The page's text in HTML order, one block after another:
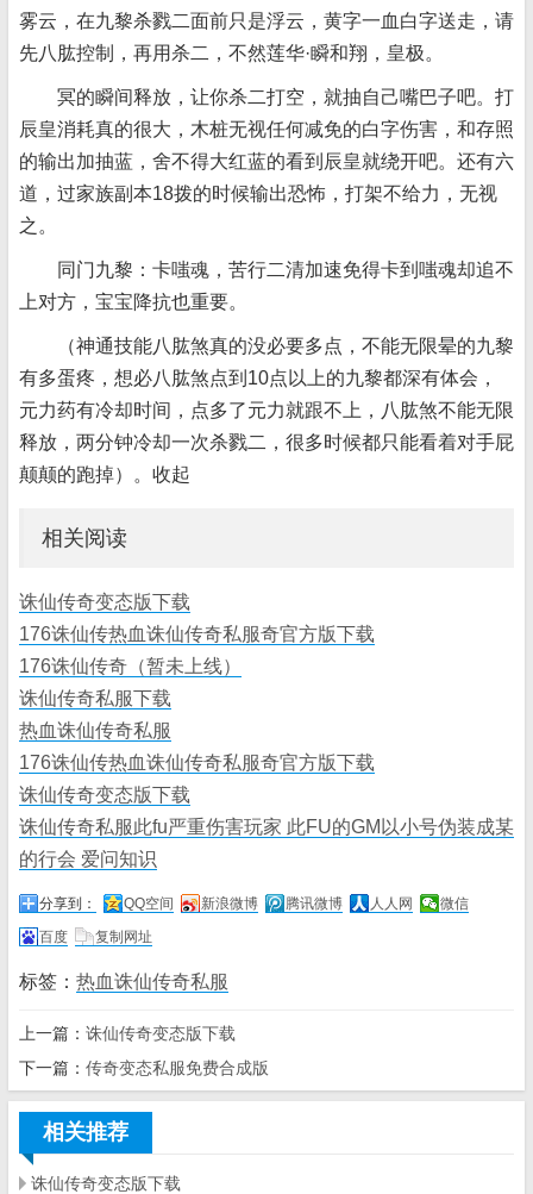
雾云，在九黎杀戮二面前只是浮云，黄字一血白字送走，请
先八肱控制，再用杀二，不然莲华·瞬和翔，皇极。
冥的瞬间释放，让你杀二打空，就抽自己嘴巴子吧。打
辰皇消耗真的很大，木桩无视任何减免的白字伤害，和存照
的输出加抽蓝，舍不得大红蓝的看到辰皇就绕开吧。还有六
道，过家族副本18拨的时候输出恐怖，打架不给力，无视
之。
同门九黎：卡嗤魂，苦行二清加速免得卡到嗤魂却追不
上对方，宝宝降抗也重要。
（神通技能八肱煞真的没必要多点，不能无限晕的九黎
有多蛋疼，想必八肱煞点到10点以上的九黎都深有体会，
元力药有冷却时间，点多了元力就跟不上，八肱煞不能无限
释放，两分钟冷却一次杀戮二，很多时候都只能看着对手屁
颠颠的跑掉）。收起
相关阅读
诛仙传奇变态版下载
176诛仙传热血诛仙传奇私服奇官方版下载
176诛仙传奇（暂未上线）
诛仙传奇私服下载
热血诛仙传奇私服
176诛仙传热血诛仙传奇私服奇官方版下载
诛仙传奇变态版下载
诛仙传奇私服此fu严重伤害玩家 此FU的GM以小号伪装成某
的行会 爱问知识
分享到： QQ空间 新浪微博 腾讯微博 人人网
微信
百度
复制网址
标签： 热血诛仙传奇私服
上一篇： 诛仙传奇变态版下载
下一篇： 传奇变态私服免费合成版
相关推荐
诛仙传奇变态版下载